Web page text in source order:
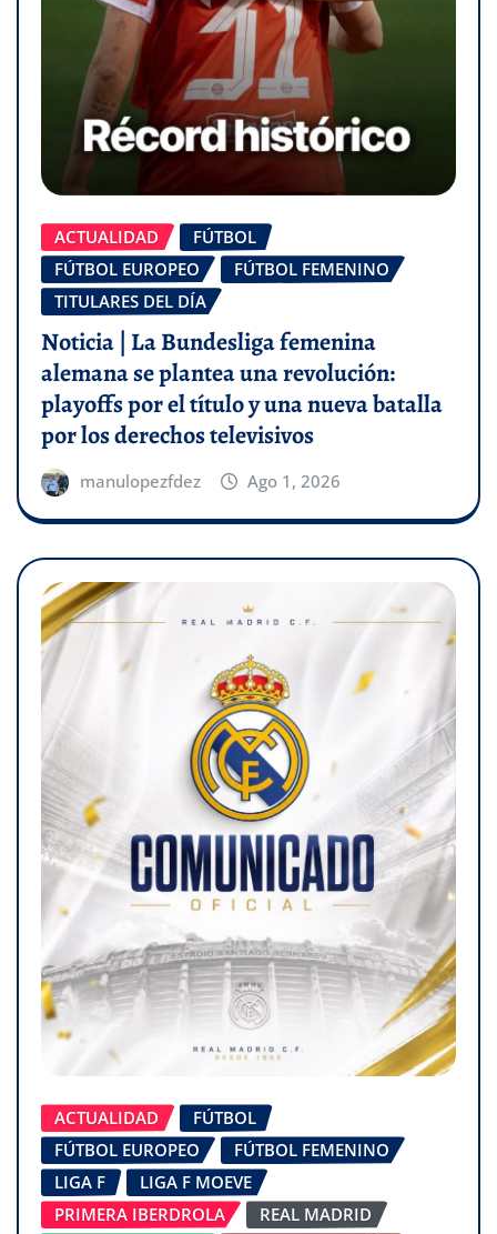
ACTUALIDAD
FÚTBOL
FÚTBOL EUROPEO
FÚTBOL FEMENINO
TITULARES DEL DÍA
Noticia | La Bundesliga femenina
alemana se plantea una revolución:
playoffs por el título y una nueva batalla
por los derechos televisivos
manulopezfdez Ago 1, 2026
ACTUALIDAD
FÚTBOL
FÚTBOL EUROPEO
FÚTBOL FEMENINO
LIGA F
LIGA F MOEVE
PRIMERA IBERDROLA
REAL MADRID